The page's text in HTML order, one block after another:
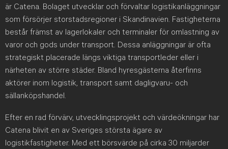
är Catena. Bolaget utvecklar och förvaltar logistikanläggningar
som försörjer storstadsregioner i Skandinavien. Fastigheterna
består främst av lagerlokaler och terminaler för omlastning av
varor och gods under transport. Dessa anläggningar är ofta
strategiskt placerade längs viktiga transportleder eller i
närheten av större städer. Bland hyresgästerna återfinns
aktörer inom logistik, transport samt dagligvaru- och
sällanköpshandel.
Efter en rad förvärv, utvecklingsprojekt och värdeökningar har
Catena blivit en av Sveriges största ägare av
logistikfastigheter. Med ett börsvärde på cirka 30 miljarder